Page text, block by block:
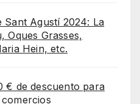
Sant Agustí 2024: La
Oques Grasses,
Hein, etc.
€ de descuento para